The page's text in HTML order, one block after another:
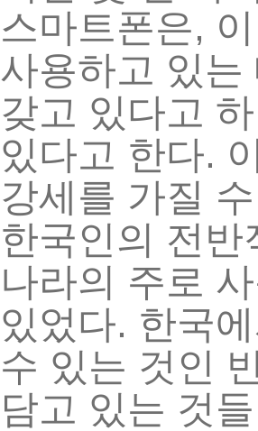
스마트폰은, 이
사용하고 있는
갖고 있다고
있다고 한다.
강세를 가질 수
한국인의 전반
나라의 주로
있었다. 한국에
수 있는 것인
담고 있는 것들